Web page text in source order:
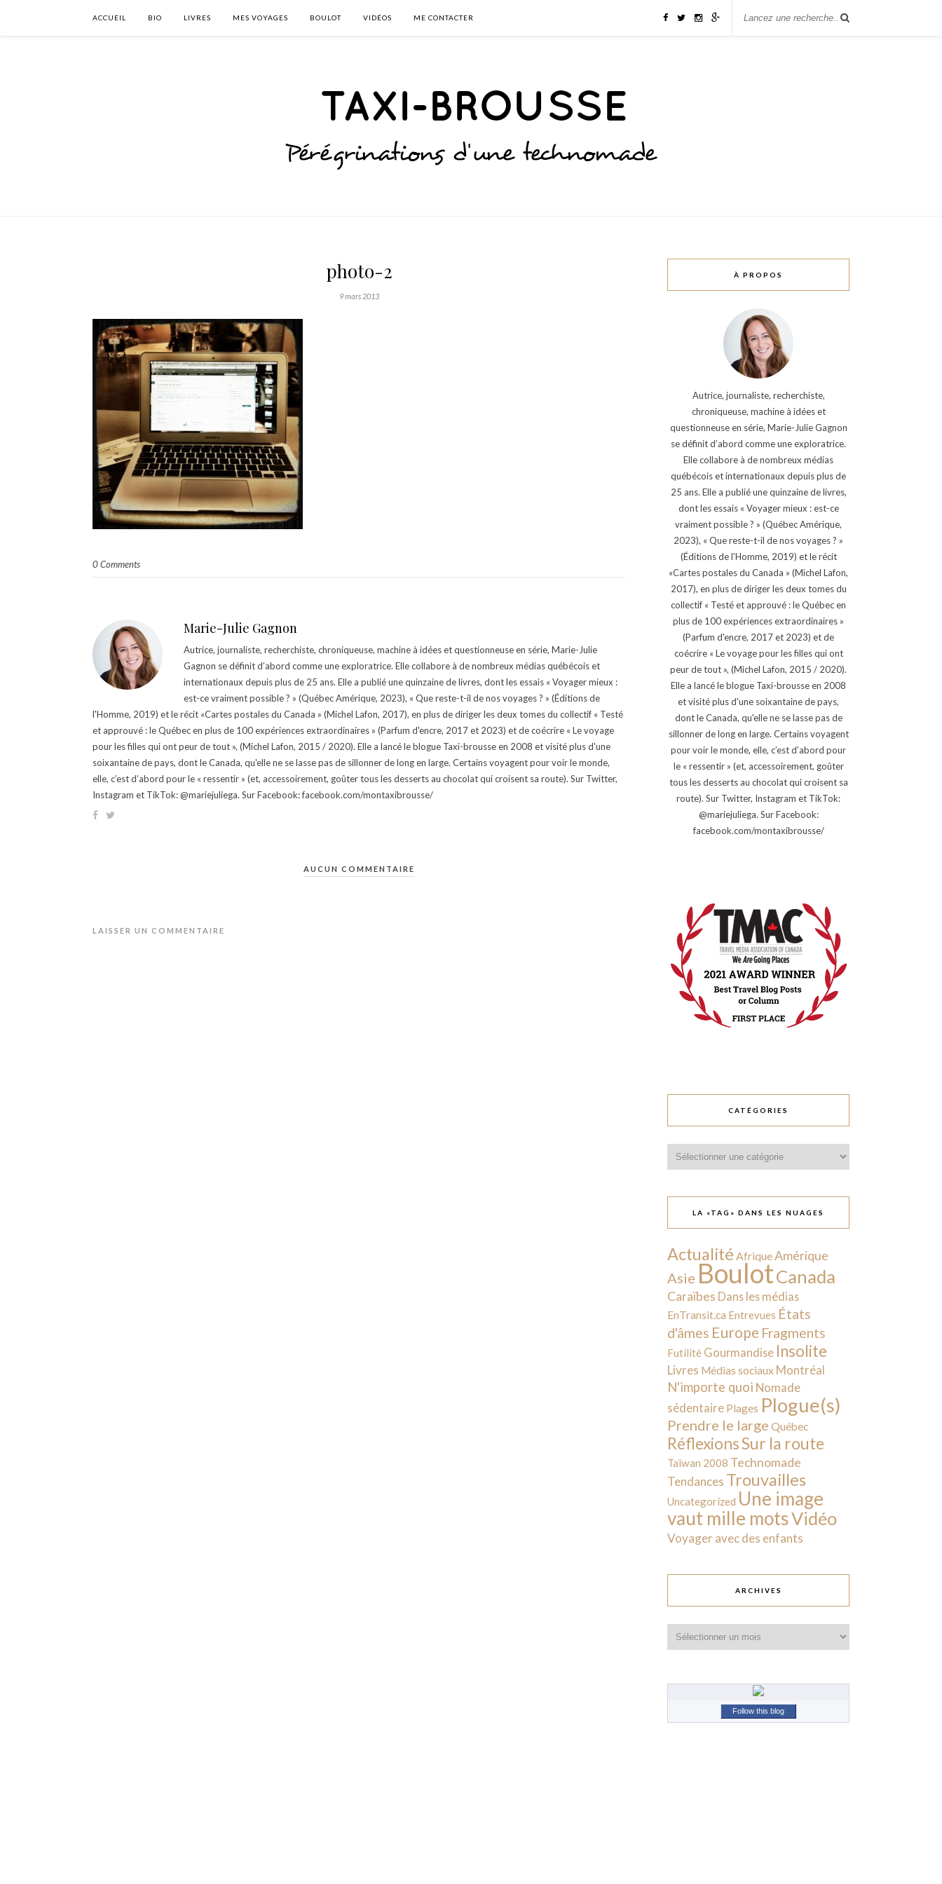
ACCUEIL BIO LIVRES MES VOYAGES BOULOT VIDÉOS ME CONTACTER
photo-2
9 mars 2013
0 Comments
Marie-Julie Gagnon
Autrice, journaliste, recherchiste, chroniqueuse, machine à idées et questionneuse en série, Marie-Julie
Gagnon se définit d’abord comme une exploratrice. Elle collabore à de nombreux médias québécois et
internationaux depuis plus de 25 ans. Elle a publié une quinzaine de livres, dont les essais « Voyager mieux :
est-ce vraiment possible ? » (Québec Amérique, 2023), « Que reste-t-il de nos voyages ? » (Éditions de
l'Homme, 2019) et le récit «Cartes postales du Canada » (Michel Lafon, 2017), en plus de diriger les deux tomes du collectif « Testé
et approuvé : le Québec en plus de 100 expériences extraordinaires » (Parfum d'encre, 2017 et 2023) et de coécrire « Le voyage
pour les filles qui ont peur de tout », (Michel Lafon, 2015 / 2020). Elle a lancé le blogue Taxi-brousse en 2008 et visité plus d'une
soixantaine de pays, dont le Canada, qu'elle ne se lasse pas de sillonner de long en large. Certains voyagent pour voir le monde,
elle, c’est d’abord pour le « ressentir » (et, accessoirement, goûter tous les desserts au chocolat qui croisent sa route). Sur Twitter,
Instagram et TikTok: @mariejuliega. Sur Facebook: facebook.com/montaxibrousse/
AUCUN COMMENTAIRE
LAISSER UN COMMENTAIRE
À PROPOS
Autrice, journaliste, recherchiste,
chroniqueuse, machine à idées et
questionneuse en série, Marie-Julie Gagnon
se définit d’abord comme une exploratrice.
Elle collabore à de nombreux médias
québécois et internationaux depuis plus de
25 ans. Elle a publié une quinzaine de livres,
dont les essais « Voyager mieux : est-ce
vraiment possible ? » (Québec Amérique,
2023), « Que reste-t-il de nos voyages ? »
(Éditions de l'Homme, 2019) et le récit
«Cartes postales du Canada » (Michel Lafon,
2017), en plus de diriger les deux tomes du
collectif « Testé et approuvé : le Québec en
plus de 100 expériences extraordinaires »
(Parfum d'encre, 2017 et 2023) et de
coécrire « Le voyage pour les filles qui ont
peur de tout », (Michel Lafon, 2015 / 2020).
Elle a lancé le blogue Taxi-brousse en 2008
et visité plus d'une soixantaine de pays,
dont le Canada, qu'elle ne se lasse pas de
sillonner de long en large. Certains voyagent
pour voir le monde, elle, c’est d’abord pour
le « ressentir » (et, accessoirement, goûter
tous les desserts au chocolat qui croisent sa
route). Sur Twitter, Instagram et TikTok:
@mariejuliega. Sur Facebook:
facebook.com/montaxibrousse/
CATÉGORIES
LA «TAG» DANS LES NUAGES
Actualité AfriqueAmérique
Asie BoulotCanada
Caraïbes Dans les médias
EnTransit.ca Entrevues États
d'âmes Europe Fragments
Futilité Gourmandise Insolite
Livres Médias sociaux Montréal
N'importe quoi Nomade
sédentaire Plages Plogue(s)
Prendre le large Québec
RéflexionsSur la route
Taïwan 2008 Technomade
Tendances Trouvailles
Uncategorized Une image
vaut mille motsVidéo
Voyager avec des enfants
ARCHIVES
Follow this blog